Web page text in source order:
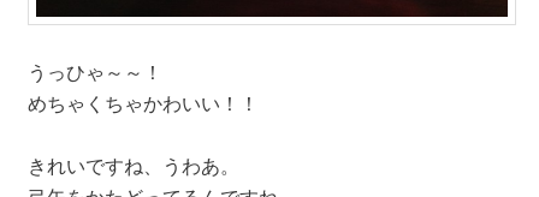
うっひゃ～～！
めちゃくちゃかわいい！！
きれいですね、うわあ。